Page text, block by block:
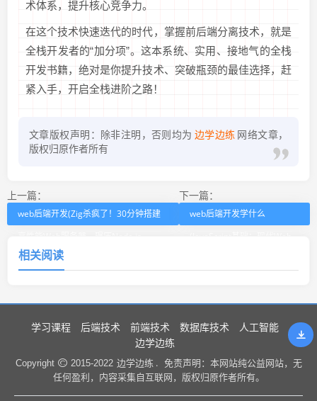
术体系，提升核心竞争力。
在这个技术快速迭代的时代，掌握前后端分离技术，就是
全栈开发者的“加分项”。这本系统、实用、接地气的全栈
开发书籍，绝对是你提升技术、突破瓶颈的最佳选择，赶
紧入手，开启全栈进阶之路！
文章版权声明：除非注明，否则均为 边学边练 网络文章，
版权归原作者所有
上一篇：
web后端开发(Zig杀疯了！30分钟搭建
Go？)
下一篇：
web后端开发学什么
相关阅读
学习课程 后端技术 前端技术 数据库技术
人工智能
边学边练
Copyright 2015-2022 边学边练 .
免责声明：本网站纯公益网站，无
任何盈利，内容采集自互联网，版权归原作者所有。